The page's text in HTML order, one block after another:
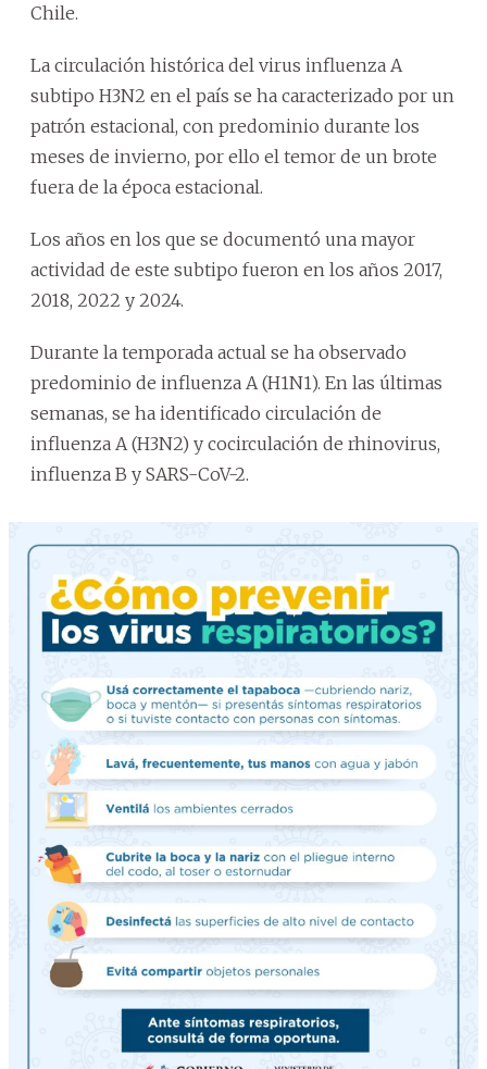
Chile.
La circulación histórica del virus influenza A
subtipo H3N2 en el país se ha caracterizado por un
patrón estacional, con predominio durante los
meses de invierno, por ello el temor de un brote
fuera de la época estacional.
Los años en los que se documentó una mayor
actividad de este subtipo fueron en los años 2017,
2018, 2022 y 2024.
Durante la temporada actual se ha observado
predominio de influenza A (H1N1). En las últimas
semanas, se ha identificado circulación de
influenza A (H3N2) y cocirculación de rhinovirus,
influenza B y SARS-CoV-2.